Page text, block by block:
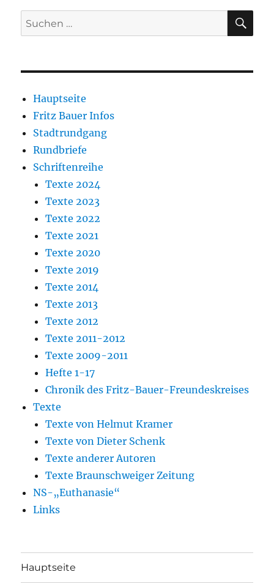
Suchen
nach:
Hauptseite
Fritz Bauer Infos
Stadtrundgang
Rundbriefe
Schriftenreihe
Texte 2024
Texte 2023
Texte 2022
Texte 2021
Texte 2020
Texte 2019
Texte 2014
Texte 2013
Texte 2012
Texte 2011-2012
Texte 2009-2011
Hefte 1-17
Chronik des Fritz-Bauer-Freundeskreises
Texte
Texte von Helmut Kramer
Texte von Dieter Schenk
Texte anderer Autoren
Texte Braunschweiger Zeitung
NS-„Euthanasie“
Links
Hauptseite